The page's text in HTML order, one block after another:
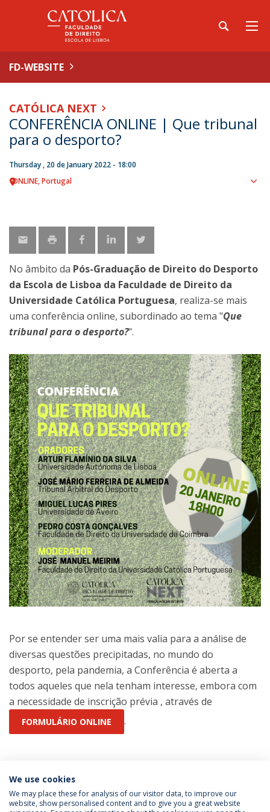
FD-WEBSITE
CATÓLICA NEXT
CONFERÊNCIA ONLINE | Que tribunal
para o desporto?
Thursday , 20 de January 2022 - 18:00
ONLINE Portugal
No âmbito da Pós-Graduação de Direito do Desporto
da Escola de Lisboa da Faculdade de Direito da
Universidade Católica Portuguesa, realiza-se mais
uma conferência online, subordinado ao tema "Que
tribunal para o desporto?".
Por se entender ser uma mais valia para a análise de
diversas questões precipitadas, no mundo do
desporto, pela pandemia, a Conferência é aberta a
todos aqueles que nela tenham interesse, embora com
a necessidade de inscrição prévia , através de
FORMULÁRIO ONLINE .
Católica Next
Direito do Desporto
Studies
We use cookies
We may place these for analysis of our visitor data, to improve our
website, show personalised content and to give you a great website